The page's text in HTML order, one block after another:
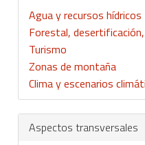
Agua y recursos hídricos
Forestal,
Turismo
Zonas de montaña
Clima y escenarios
Aspectos transversales